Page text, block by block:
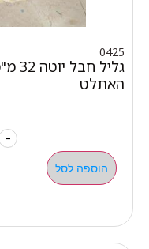
0425
האתלט
-
הוספה לסל